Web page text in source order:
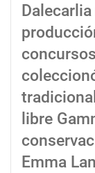
libre
Emma